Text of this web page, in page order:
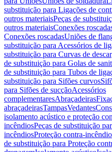
substituição para Ligações de
outros materiaisPeças de
outros materiaisConexões
Conexões roscadasUniões de
substituição para Acessórios de
substituição para Curvas de
de substituição para Golas de
de substituição para Tubos de
substituição para Sifões curvos
para Sifões de sucçãoAcessórios
complementaresAbraçadeiras
abraçadeirasTampasVedantes
isolamento acústico e proteção
incêndiosPeças de substituição
incêndiosProteção contra-
de substituição para Proteção